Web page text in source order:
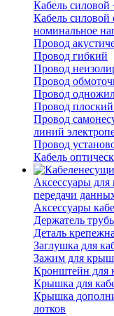
Кабель силовой
Кабель силовой
номинальное
Провод
Провод гибкий
Провод
Провод
Провод
Провод плоский
Провод
линий
Провод
Кабель
Аксессуары для
передачи
Аксессуары
Держатель
Деталь
Заглушка для
Зажим для
Кронштейн для
Крышка для
Крышка
лотков